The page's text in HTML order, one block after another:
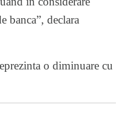
banca”, declara
o diminuare cu